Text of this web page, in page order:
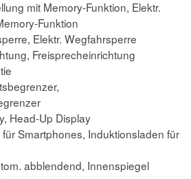
mit Memory-Funktion, Elektr.
Funktion
Elektr. Wegfahrsperre
Freisprecheinrichtung
Head-Up Display
Smartphones, Induktionsladen für
abblendend, Innenspiegel